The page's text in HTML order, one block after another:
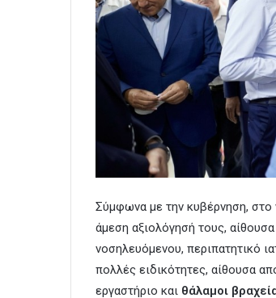
Σύμφωνα με την κυβέρνηση, στο
άμεση αξιολόγησή τους,
νοσηλευόμενου, περιπατητικό
πολλές ειδικότητες, αίθουσα
εργαστήριο και θάλαμοι